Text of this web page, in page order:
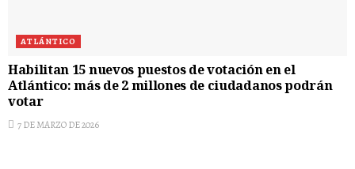
ATLÁNTICO
Habilitan 15 nuevos puestos de votación en el
Atlántico: más de 2 millones de ciudadanos podrán
votar
7 DE MARZO DE 2026